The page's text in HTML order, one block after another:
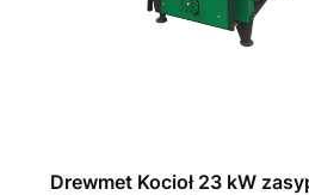
Drewmet Kocioł 23 kW